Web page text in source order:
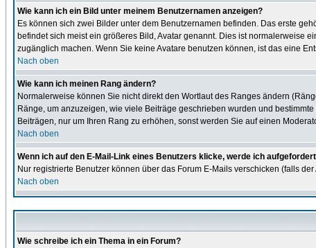
Wie kann ich ein Bild unter meinem Benutzernamen anzeigen?
Es können sich zwei Bilder unter dem Benutzernamen befinden. Das erste
befindet sich meist ein größeres Bild, Avatar genannt. Dies ist normalerweise
zugänglich machen. Wenn Sie keine Avatare benutzen können, ist das eine
Nach oben
Wie kann ich meinen Rang ändern?
Normalerweise können Sie nicht direkt den Wortlaut des Ranges ändern
Ränge, um anzuzeigen, wie viele Beiträge geschrieben wurden und
Beiträgen, nur um Ihren Rang zu erhöhen, sonst werden Sie auf einen
Nach oben
Wenn ich auf den E-Mail-Link eines Benutzers klicke, werde ich
Nur registrierte Benutzer können über das Forum E-Mails verschicken (falls
Nach oben
Wie schreibe ich ein Thema in ein Forum?